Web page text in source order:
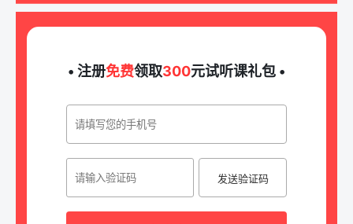
• 注册免费领取300元试听课礼包 •
发送验证码